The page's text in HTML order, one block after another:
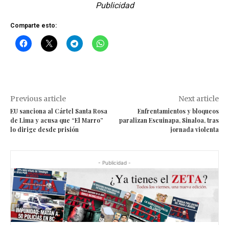
Publicidad
Comparte esto:
Previous article
EU sanciona al Cártel Santa Rosa
de Lima y acusa que “El Marro”
lo dirige desde prisión
Next article
Enfrentamientos y bloqueos
paralizan Escuinapa, Sinaloa, tras
jornada violenta
- Publicidad -